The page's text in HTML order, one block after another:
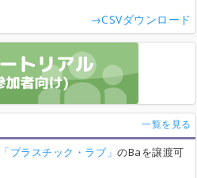
→CSVダウンロード
一覧を見る
「プラスチック・ラブ」のBaを譲渡可